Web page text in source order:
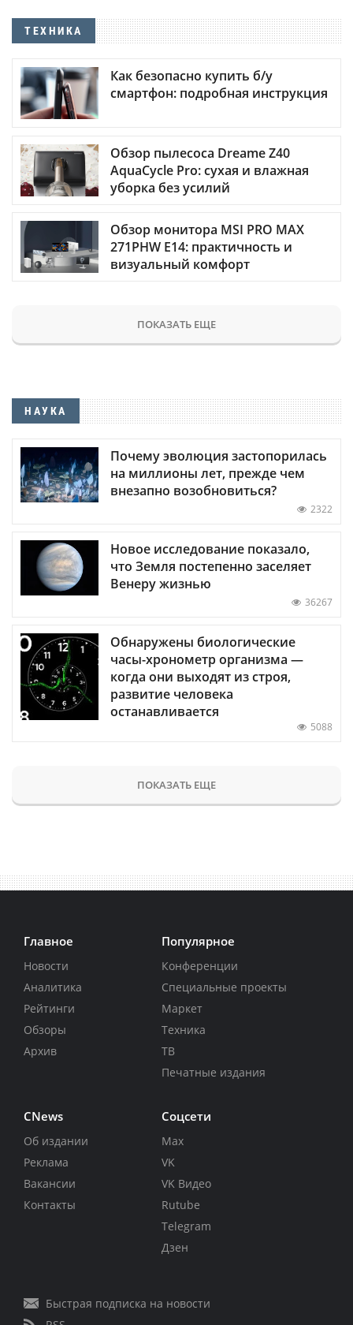
ТЕХНИКА
Как безопасно купить б/у
смартфон: подробная инструкция
Обзор пылесоса Dreame Z40
AquaCycle Pro: сухая и влажная
уборка без усилий
Обзор монитора MSI PRO MAX
271PHW E14: практичность и
визуальный комфорт
ПОКАЗАТЬ ЕЩЕ
НАУКА
Почему эволюция застопорилась
на миллионы лет, прежде чем
внезапно возобновиться?
2322
Новое исследование показало,
что Земля постепенно заселяет
Венеру жизнью
36267
Обнаружены биологические
часы-хронометр организма —
когда они выходят из строя,
развитие человека
останавливается
5088
ПОКАЗАТЬ ЕЩЕ
Главное
Новости
Аналитика
Рейтинги
Обзоры
Архив
Популярное
Конференции
Специальные проекты
Маркет
Техника
ТВ
Печатные издания
CNews
Об издании
Реклама
Вакансии
Контакты
Соцсети
Max
VK
VK Видео
Rutube
Telegram
Дзен
Быстрая подписка на новости